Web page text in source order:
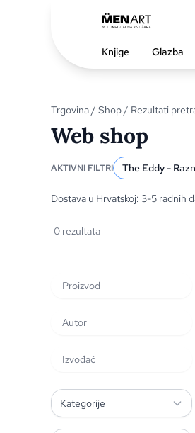
Knjige Glazba
Trgovina/ Shop/ Rezultati
Web shop
AKTIVNI FILTRI The Eddy -
Dostava u Hrvatskoj: 3-5 radnih
0 rezultata
Kategorije